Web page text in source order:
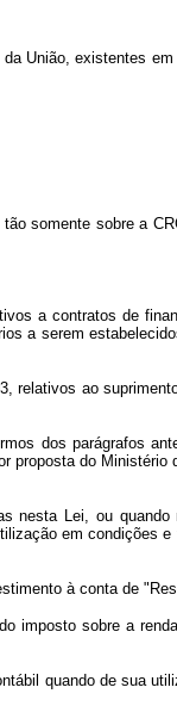
União, existentes
somente sobre a
a contratos de
a serem
relativos ao
dos parágrafos
proposta do Ministério
nesta Lei, ou quando
em condições e
à conta de
imposto sobre a
quando de sua